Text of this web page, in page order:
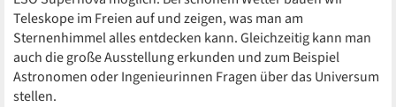
Teleskope im Freien auf und zeigen, was man am
Sternenhimmel alles entdecken kann. Gleichzeitig kann man
auch die große Ausstellung erkunden und zum Beispiel
Astronomen oder Ingenieurinnen Fragen über das Universum
stellen.